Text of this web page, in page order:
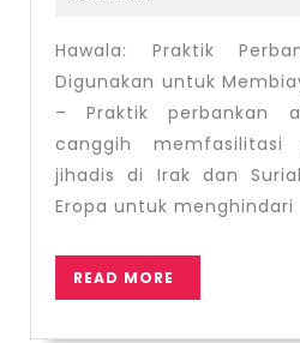
Hawala: Praktik
Digunakan untuk
– Praktik perbankan
canggih memfasilitasi
jihadis di Irak dan
Eropa untuk menghindari
READ MORE
MORE